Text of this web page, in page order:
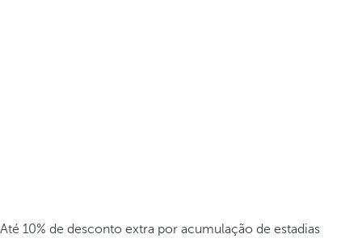
Até 10% de desconto extra por acumulação de estadias